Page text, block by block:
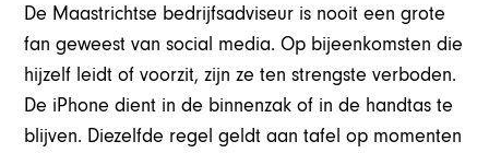
De Maastrichtse bedrijfsadviseur is nooit een grote
fan geweest van social media. Op bijeenkomsten die
hijzelf leidt of voorzit, zijn ze ten strengste verboden.
De iPhone dient in de binnenzak of in de handtas te
blijven. Diezelfde regel geldt aan tafel op momenten